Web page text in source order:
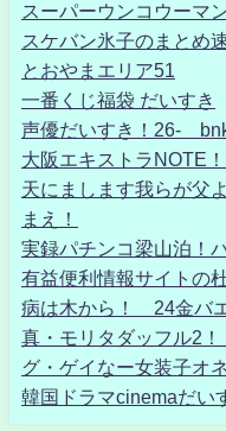
スーパーウンコウーマ
スケバン氷子のまとめ
とおやまエリア51
一番くじ福袋 だいすき
声優だいすき！26-
大阪エキストラNOTE
天にまします我らが父
まえ！
実録パチンコ梁山泊！
有益便利情報サイトの
病は木から！ 24金バ
真・モリタダッフル2
グ・ゲイなー女装子オ
韓国ドラマcinemaだい